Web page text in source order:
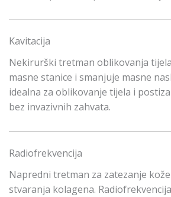
Kavitacija
Nekirurški tretman oblikovanja
masne stanice i smanjuje masne
idealna za oblikovanje tijela i
bez invazivnih zahvata.
Radiofrekvencija
Napredni tretman za zatezanje
stvaranja kolagena.